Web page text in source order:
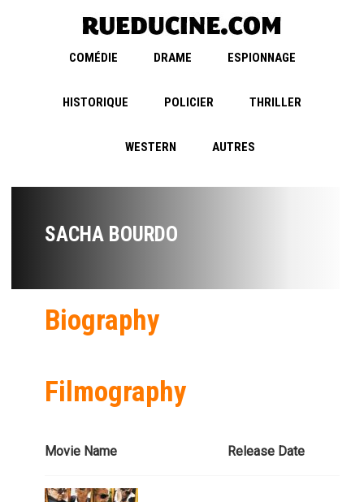
COMÉDIE DRAME ESPIONNAGE
HISTORIQUE POLICIER THRILLER
WESTERN AUTRES
SACHA BOURDO
Biography
Filmography
Movie Name Release Date